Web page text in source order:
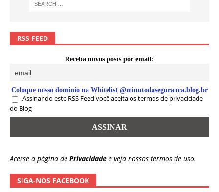
RSS FEED
Receba novos posts por email:
Coloque nosso domínio na Whitelist @minutodaseguranca.blog.br
Assinando este RSS Feed você aceita os termos de privacidade
do Blog
Acesse a página de Privacidade e veja nossos termos de uso.
SIGA-NOS FACEBOOK